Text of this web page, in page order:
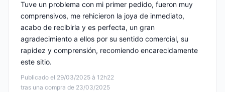
Publicado el 29/03/2025 à 12h22
tras una compra de 23/03/2025
Tuve un problema con mi primer pedido, fueron muy
comprensivos, me rehicieron la joya de inmediato,
acabo de recibirla y es perfecta, un gran
agradecimiento a ellos por su sentido comercial, su
rapidez y comprensión, recomiendo encarecidamente
este sitio.